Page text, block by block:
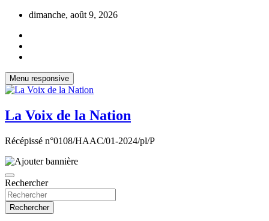
Aller
contenu
dimanche, août 9, 2026
Menu responsive
La Voix de la Nation
Récépissé n°0108/HAAC/01-2024/pl/P
Rechercher
Rechercher